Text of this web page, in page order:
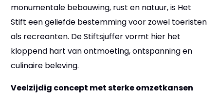
monumentale bebouwing, rust en natuur, is Het
Stift een geliefde bestemming voor zowel toeristen
als recreanten. De Stiftsjuffer vormt hier het
kloppend hart van ontmoeting, ontspanning en
culinaire beleving.
Veelzijdig concept met sterke omzetkansen